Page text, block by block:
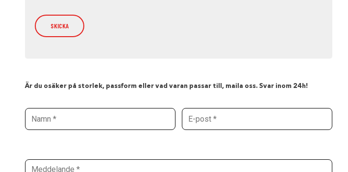
Är du osäker på storlek, passform eller vad varan passar till, maila oss. Svar inom 24h!